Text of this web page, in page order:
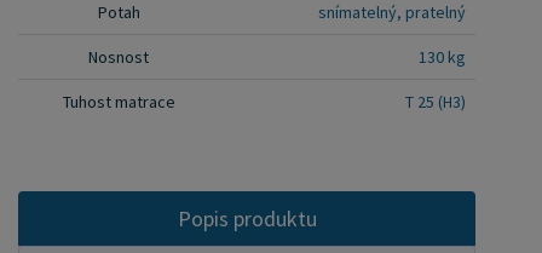
Potah snímatelný, pratelný
Nosnost 130 kg
Tuhost matrace T 25 (H3)
Popis produktu